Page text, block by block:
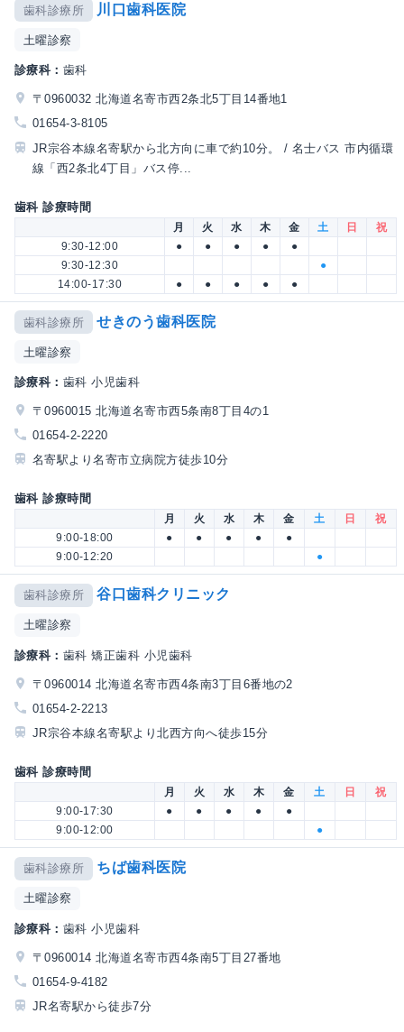
歯科診療所 川口歯科医院
土曜診察
診療科： 歯科
〒0960032 北海道名寄市西2条北5丁目14番地1
01654-3-8105
JR宗谷本線名寄駅から北方向に車で約10分。 / 名士バス 市内循環
線「西2条北4丁目」バス停...
歯科 診療時間
月 火 水 木 金 土 日
祝
9:30-12:00
● ● ● ●
●
9:30-12:30
●
14:00-17:30
● ● ● ● ●
歯科診療所 せきのう歯科医院
土曜診察
診療科： 歯科 小児歯科
〒0960015 北海道名寄市西5条南8丁目4の1
01654-2-2220
名寄駅より名寄市立病院方徒歩10分
歯科 診療時間
月 火 水 木 金 土 日
祝
9:00-18:00
● ● ● ●
●
9:00-12:20
●
歯科診療所 谷口歯科クリニック
土曜診察
診療科： 歯科 矯正歯科 小児歯科
〒0960014 北海道名寄市西4条南3丁目6番地の2
01654-2-2213
JR宗谷本線名寄駅より北西方向へ徒歩15分
歯科 診療時間
月 火 水 木 金 土 日
祝
9:00-17:30
● ● ● ●
●
9:00-12:00
●
歯科診療所 ちば歯科医院
土曜診察
診療科： 歯科 小児歯科
〒0960014 北海道名寄市西4条南5丁目27番地
01654-9-4182
JR名寄駅から徒歩7分